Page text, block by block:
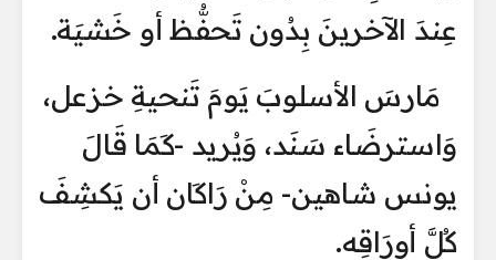
عِندَ الآخرينَ بِدُون تَحفُّظ أو خَشيَة.
مَارسَ الأسلوبَ يَومَ تَنحيةِ خزعل،
وَاسترضَاء سَنَد، وَيُريد -كَمَا قَالَ
يونس شاهين- مِنْ رَاكَان أن يَكشِفَ
كُلَّ أورَاقِه.